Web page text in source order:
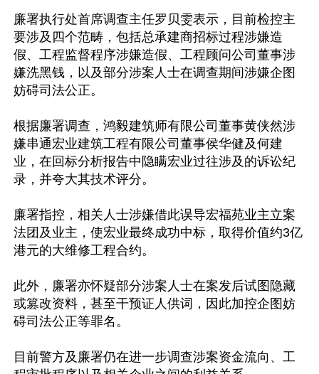
廉署执行处首席调查主任罗贝雯表示，目前检控主
要涉及四个范畴，包括总承建商招标过程涉嫌造
假、工程监督程序涉嫌造假、工程顾问公司董事涉
嫌洗黑钱，以及部分涉案人士在调查期间涉嫌企图
妨碍司法公正。
根据廉署调查，鸿毅建筑师有限公司董事黄侠然涉
嫌串通宏业建筑工程有限公司董事侯华健及何建
业，在回标分析报告中隐瞒宏业过往涉及的诉讼纪
录，并夸大其技术评分。
廉署指控，相关人士涉嫌借此误导宏福苑业主立案
法团及业主，使宏业最终成功中标，取得价值约3亿
港元的大维修工程合约。
此外，廉署亦怀疑部分涉案人士在案发后试图隐藏
或篡改资料，甚至干预证人供词，因此加控企图妨
碍司法公正等罪名。
目前警方及廉署仍在进一步调查涉案资金流向、工